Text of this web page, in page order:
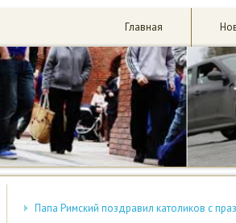
Главная
Папа Римский поздравил католиков с